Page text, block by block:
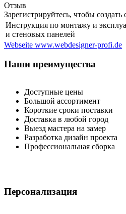
Отзыв
Зарегистрируйтесь, чтобы создать
Инструкция по монтажу и
и стеновых панелей
Webseite www.webdesigner-profi.de
Наши преимущества
Доступные цены
Большой ассортимент
Короткие сроки поставки
Доставка в любой город
Выезд мастера на замер
Разработка дизайн проекта
Профессиональная сборка
Персонализация